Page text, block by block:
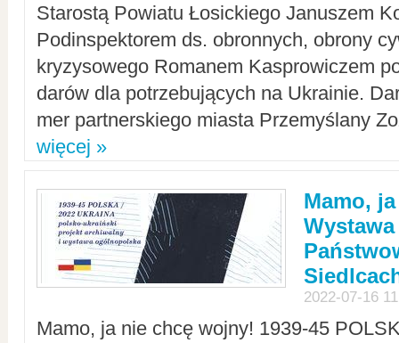
Starostą Powiatu Łosickiego Januszem
Podinspektorem ds. obronnych, obrony
kryzysowego Romanem Kasprowiczem
darów dla potrzebujących na Ukrainie.
mer partnerskiego miasta Przemyślany
więcej »
Mamo,
2022-07-16
Mamo, ja nie chcę wojny! 1939-45